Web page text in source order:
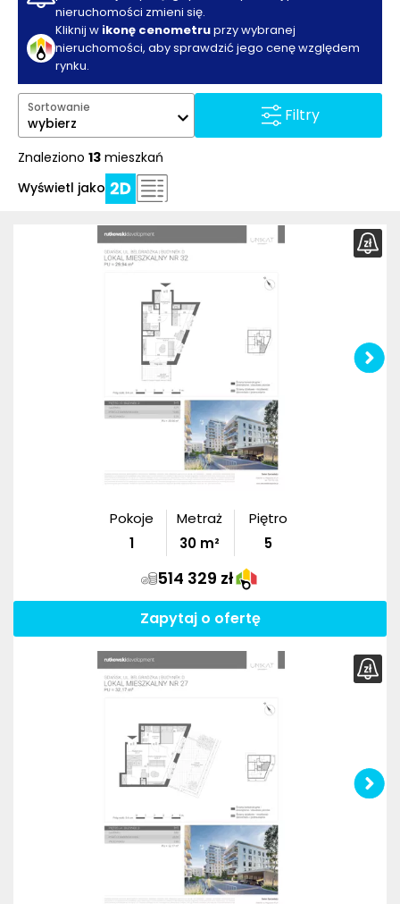
nieruchomości zmieni się.
Kliknij w ikonę cenometruprzy wybranej
nieruchomości, aby sprawdzić jego cenę względem
rynku.
Filtry
Sortowanie
wybierz
Znaleziono 13 mieszkań
Wyświetl jako
Pokoje
1
Metraż
30 m²
Piętro
5
514 329 zł
Zapytaj o ofertę